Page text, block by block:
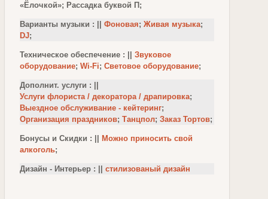
«Ёлочкой»; Рассадка буквой П;
Варианты музыки : || Фоновая; Живая музыка;
DJ;
Техническое обеспечение : || Звуковое
оборудование; Wi-Fi; Световое оборудование;
Дополнит. услуги : ||
Услуги флориста / декоратора / драпировка;
Выездное обслуживание - кейтеринг;
Организация праздников; Танцпол; Заказ Тортов;
Бонусы и Скидки : ||
Можно приносить свой
алкоголь;
Дизайн - Интерьер : || стилизованый дизайн